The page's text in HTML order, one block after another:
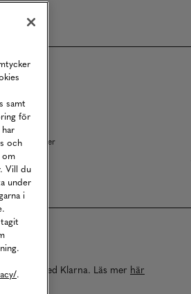
Bli Medlem
Köpvillkor
Våra Tjänster
B2B
med Klarna. Läs mer här
samt
för
och
om
Vill du
under
i
.